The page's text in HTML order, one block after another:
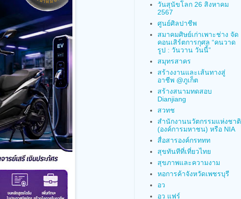
วันสุนัขโลก 26 สิงหาคม
2567
ศูนย์ศิลปาชีพ
สมาคมศิษย์เก่าเพาะช่าง จัด
คอนเสิร์ตการกุศล “คนวาด
รูป : วันวาน วันนี้”
สมุทรสาคร
สร้างงานและเส้นทางสู่
อาชีพ @ภูเก็ต
สร้างสนามทดสอบ
Dianjiang
สวทช
สำนักงานนวัตกรรมแห่งชาติ
(องค์การมหาชน) หรือ NIA
สื่อสารองค์กรททท
สุขทันทีที่เที่ยวไทย
สุขภาพและความงาม
หอการค้าจังหวัดเพชรบุรี
อว
อว แฟร์